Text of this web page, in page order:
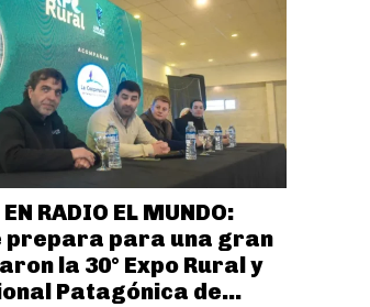
RADIO EL MUNDO:
prepara para una gran
la 30° Expo Rural y
Patagónica de...